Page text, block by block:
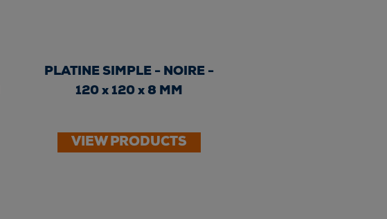
PLATINE SIMPLE - NOIRE -
120 x 120 x 8 MM
VIEW PRODUCTS